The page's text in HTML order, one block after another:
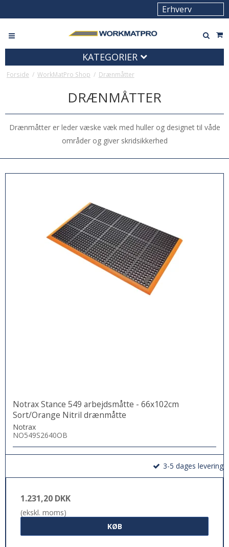
KATEGORIER
Forside / WorkMatPro Shop / Drænmåtter
DRÆNMÅTTER
Drænmåtter er leder væske væk med huller og designet til våde
områder og giver skridsikkerhed
Notrax Stance 549 arbejdsmåtte - 66x102cm
Sort/Orange Nitril drænmåtte
Notrax
NO549S2640OB
3-5 dages levering
1.231,20 DKK
(ekskl. moms)
KØB